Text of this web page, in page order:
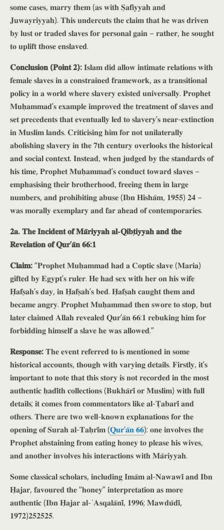
𝐬𝐨𝐦𝐞 𝐜𝐚𝐬𝐞𝐬, 𝐦𝐚𝐫𝐫𝐲 𝐭𝐡𝐞𝐦 (𝐚𝐬 𝐰𝐢𝐭𝐡 𝐒̣𝐚𝐟𝐢𝐲𝐲𝐚𝐡 𝐚𝐧𝐝
𝐉𝐮𝐰𝐚𝐲𝐫𝐢𝐲𝐲𝐚𝐡). 𝐓𝐡𝐢𝐬 𝐮𝐧𝐝𝐞𝐫𝐜𝐮𝐭𝐬 𝐭𝐡𝐞 𝐜𝐥𝐚𝐢𝐦 𝐭𝐡𝐚𝐭 𝐡𝐞 𝐰𝐚𝐬 𝐝𝐫𝐢𝐯𝐞𝐧
𝐛𝐲 𝐥𝐮𝐬𝐭 𝐨𝐫 𝐭𝐫𝐚𝐝𝐞𝐝 𝐬𝐥𝐚𝐯𝐞𝐬 𝐟𝐨𝐫 𝐩𝐞𝐫𝐬𝐨𝐧𝐚𝐥 𝐠𝐚𝐢𝐧 – 𝐫𝐚𝐭𝐡𝐞𝐫, 𝐡𝐞 𝐬𝐨𝐮𝐠𝐡𝐭
𝐭𝐨 𝐮𝐩𝐥𝐢𝐟𝐭 𝐭𝐡𝐨𝐬𝐞 𝐞𝐧𝐬𝐥𝐚𝐯𝐞𝐝.
𝐂𝐨𝐧𝐜𝐥𝐮𝐬𝐢𝐨𝐧 (𝐏𝐨𝐢𝐧𝐭 𝟐):𝐈𝐬𝐥𝐚𝐦 𝐝𝐢𝐝 𝐚𝐥𝐥𝐨𝐰 𝐢𝐧𝐭𝐢𝐦𝐚𝐭𝐞 𝐫𝐞𝐥𝐚𝐭𝐢𝐨𝐧𝐬 𝐰𝐢𝐭𝐡
𝐟𝐞𝐦𝐚𝐥𝐞 𝐬𝐥𝐚𝐯𝐞𝐬 𝐢𝐧 𝐚 𝐜𝐨𝐧𝐬𝐭𝐫𝐚𝐢𝐧𝐞𝐝 𝐟𝐫𝐚𝐦𝐞𝐰𝐨𝐫𝐤, 𝐚𝐬 𝐚 𝐭𝐫𝐚𝐧𝐬𝐢𝐭𝐢𝐨𝐧𝐚𝐥
𝐩𝐨𝐥𝐢𝐜𝐲 𝐢𝐧 𝐚 𝐰𝐨𝐫𝐥𝐝 𝐰𝐡𝐞𝐫𝐞 𝐬𝐥𝐚𝐯𝐞𝐫𝐲 𝐞𝐱𝐢𝐬𝐭𝐞𝐝 𝐮𝐧𝐢𝐯𝐞𝐫𝐬𝐚𝐥𝐥𝐲. 𝐏𝐫𝐨𝐩𝐡𝐞𝐭
𝐌𝐮𝐡̣𝐚𝐦𝐦𝐚𝐝’𝐬 𝐞𝐱𝐚𝐦𝐩𝐥𝐞 𝐢𝐦𝐩𝐫𝐨𝐯𝐞𝐝 𝐭𝐡𝐞 𝐭𝐫𝐞𝐚𝐭𝐦𝐞𝐧𝐭 𝐨𝐟 𝐬𝐥𝐚𝐯𝐞𝐬 𝐚𝐧𝐝
𝐬𝐞𝐭 𝐩𝐫𝐞𝐜𝐞𝐝𝐞𝐧𝐭𝐬 𝐭𝐡𝐚𝐭 𝐞𝐯𝐞𝐧𝐭𝐮𝐚𝐥𝐥𝐲 𝐥𝐞𝐝 𝐭𝐨 𝐬𝐥𝐚𝐯𝐞𝐫𝐲’𝐬 𝐧𝐞𝐚𝐫-𝐞𝐱𝐭𝐢𝐧𝐜𝐭𝐢𝐨𝐧
𝐢𝐧 𝐌𝐮𝐬𝐥𝐢𝐦 𝐥𝐚𝐧𝐝𝐬. 𝐂𝐫𝐢𝐭𝐢𝐜𝐢𝐬𝐢𝐧𝐠 𝐡𝐢𝐦 𝐟𝐨𝐫 𝐧𝐨𝐭 𝐮𝐧𝐢𝐥𝐚𝐭𝐞𝐫𝐚𝐥𝐥𝐲
𝐚𝐛𝐨𝐥𝐢𝐬𝐡𝐢𝐧𝐠 𝐬𝐥𝐚𝐯𝐞𝐫𝐲 𝐢𝐧 𝐭𝐡𝐞 𝟕𝐭𝐡 𝐜𝐞𝐧𝐭𝐮𝐫𝐲 𝐨𝐯𝐞𝐫𝐥𝐨𝐨𝐤𝐬 𝐭𝐡𝐞 𝐡𝐢𝐬𝐭𝐨𝐫𝐢𝐜𝐚𝐥
𝐚𝐧𝐝 𝐬𝐨𝐜𝐢𝐚𝐥 𝐜𝐨𝐧𝐭𝐞𝐱𝐭. 𝐈𝐧𝐬𝐭𝐞𝐚𝐝, 𝐰𝐡𝐞𝐧 𝐣𝐮𝐝𝐠𝐞𝐝 𝐛𝐲 𝐭𝐡𝐞 𝐬𝐭𝐚𝐧𝐝𝐚𝐫𝐝𝐬 𝐨𝐟
𝐡𝐢𝐬 𝐭𝐢𝐦𝐞, 𝐏𝐫𝐨𝐩𝐡𝐞𝐭 𝐌𝐮𝐡̣𝐚𝐦𝐦𝐚𝐝’𝐬 𝐜𝐨𝐧𝐝𝐮𝐜𝐭 𝐭𝐨𝐰𝐚𝐫𝐝 𝐬𝐥𝐚𝐯𝐞𝐬 –
𝐞𝐦𝐩𝐡𝐚𝐬𝐢𝐬𝐢𝐧𝐠 𝐭𝐡𝐞𝐢𝐫 𝐛𝐫𝐨𝐭𝐡𝐞𝐫𝐡𝐨𝐨𝐝, 𝐟𝐫𝐞𝐞𝐢𝐧𝐠 𝐭𝐡𝐞𝐦 𝐢𝐧 𝐥𝐚𝐫𝐠𝐞
𝐧𝐮𝐦𝐛𝐞𝐫𝐬, 𝐚𝐧𝐝 𝐩𝐫𝐨𝐡𝐢𝐛𝐢𝐭𝐢𝐧𝐠 𝐚𝐛𝐮𝐬𝐞 (𝐈𝐛𝐧 𝐇𝐢𝐬𝐡𝐚̄𝐦, 𝟏𝟗𝟓𝟓) 𝟐𝟒 –
𝐰𝐚𝐬 𝐦𝐨𝐫𝐚𝐥𝐥𝐲 𝐞𝐱𝐞𝐦𝐩𝐥𝐚𝐫𝐲 𝐚𝐧𝐝 𝐟𝐚𝐫 𝐚𝐡𝐞𝐚𝐝 𝐨𝐟 𝐜𝐨𝐧𝐭𝐞𝐦𝐩𝐨𝐫𝐚𝐫𝐢𝐞𝐬.
𝟐𝐚. 𝐓𝐡𝐞 𝐈𝐧𝐜𝐢𝐝𝐞𝐧𝐭 𝐨𝐟 𝐌𝐚̄𝐫𝐢𝐲𝐲𝐚𝐡 𝐚𝐥-𝐐𝐢𝐛𝐭̣𝐢𝐲𝐲𝐚𝐡 𝐚𝐧𝐝 𝐭𝐡𝐞
𝐑𝐞𝐯𝐞𝐥𝐚𝐭𝐢𝐨𝐧 𝐨𝐟 𝐐𝐮𝐫’𝐚̄𝐧 𝟔𝟔:𝟏
𝐂𝐥𝐚𝐢𝐦:“𝐏𝐫𝐨𝐩𝐡𝐞𝐭 𝐌𝐮𝐡̣𝐚𝐦𝐦𝐚𝐝 𝐡𝐚𝐝 𝐚 𝐂𝐨𝐩𝐭𝐢𝐜 𝐬𝐥𝐚𝐯𝐞 (𝐌𝐚𝐫𝐢𝐚)
𝐠𝐢𝐟𝐭𝐞𝐝 𝐛𝐲 𝐄𝐠𝐲𝐩𝐭’𝐬 𝐫𝐮𝐥𝐞𝐫. 𝐇𝐞 𝐡𝐚𝐝 𝐬𝐞𝐱 𝐰𝐢𝐭𝐡 𝐡𝐞𝐫 𝐨𝐧 𝐡𝐢𝐬 𝐰𝐢𝐟𝐞
𝐇̣𝐚𝐟𝐬̣𝐚𝐡’𝐬 𝐝𝐚𝐲, 𝐢𝐧 𝐇̣𝐚𝐟𝐬̣𝐚𝐡’𝐬 𝐛𝐞𝐝. 𝐇̣𝐚𝐟𝐬̣𝐚𝐡 𝐜𝐚𝐮𝐠𝐡𝐭 𝐭𝐡𝐞𝐦 𝐚𝐧𝐝
𝐛𝐞𝐜𝐚𝐦𝐞 𝐚𝐧𝐠𝐫𝐲. 𝐏𝐫𝐨𝐩𝐡𝐞𝐭 𝐌𝐮𝐡̣𝐚𝐦𝐦𝐚𝐝 𝐭𝐡𝐞𝐧 𝐬𝐰𝐨𝐫𝐞 𝐭𝐨 𝐬𝐭𝐨𝐩, 𝐛𝐮𝐭
𝐥𝐚𝐭𝐞𝐫 𝐜𝐥𝐚𝐢𝐦𝐞𝐝 𝐀𝐥𝐥𝐚𝐡 𝐫𝐞𝐯𝐞𝐚𝐥𝐞𝐝 𝐐𝐮𝐫’𝐚̄𝐧 𝟔𝟔:𝟏 𝐫𝐞𝐛𝐮𝐤𝐢𝐧𝐠 𝐡𝐢𝐦 𝐟𝐨𝐫
𝐟𝐨𝐫𝐛𝐢𝐝𝐝𝐢𝐧𝐠 𝐡𝐢𝐦𝐬𝐞𝐥𝐟 𝐚 𝐬𝐥𝐚𝐯𝐞 𝐡𝐞 𝐰𝐚𝐬 𝐚𝐥𝐥𝐨𝐰𝐞𝐝.”
𝐑𝐞𝐬𝐩𝐨𝐧𝐬𝐞:𝐓𝐡𝐞 𝐞𝐯𝐞𝐧𝐭 𝐫𝐞𝐟𝐞𝐫𝐫𝐞𝐝 𝐭𝐨 𝐢𝐬 𝐦𝐞𝐧𝐭𝐢𝐨𝐧𝐞𝐝 𝐢𝐧 𝐬𝐨𝐦𝐞
𝐡𝐢𝐬𝐭𝐨𝐫𝐢𝐜𝐚𝐥 𝐚𝐜𝐜𝐨𝐮𝐧𝐭𝐬, 𝐭𝐡𝐨𝐮𝐠𝐡 𝐰𝐢𝐭𝐡 𝐯𝐚𝐫𝐲𝐢𝐧𝐠 𝐝𝐞𝐭𝐚𝐢𝐥𝐬. 𝐅𝐢𝐫𝐬𝐭𝐥𝐲, 𝐢𝐭’𝐬
𝐢𝐦𝐩𝐨𝐫𝐭𝐚𝐧𝐭 𝐭𝐨 𝐧𝐨𝐭𝐞 𝐭𝐡𝐚𝐭 𝐭𝐡𝐢𝐬 𝐬𝐭𝐨𝐫𝐲 𝐢𝐬 𝐧𝐨𝐭 𝐫𝐞𝐜𝐨𝐫𝐝𝐞𝐝 𝐢𝐧 𝐭𝐡𝐞 𝐦𝐨𝐬𝐭
𝐚𝐮𝐭𝐡𝐞𝐧𝐭𝐢𝐜 𝐡̣𝐚𝐝𝐢̄𝐭𝐡 𝐜𝐨𝐥𝐥𝐞𝐜𝐭𝐢𝐨𝐧𝐬 (𝐁𝐮𝐤𝐡𝐚̄𝐫𝐢̄ 𝐨𝐫 𝐌𝐮𝐬𝐥𝐢𝐦) 𝐰𝐢𝐭𝐡 𝐟𝐮𝐥𝐥
𝐝𝐞𝐭𝐚𝐢𝐥𝐬; 𝐢𝐭 𝐜𝐨𝐦𝐞𝐬 𝐟𝐫𝐨𝐦 𝐜𝐨𝐦𝐦𝐞𝐧𝐭𝐚𝐭𝐨𝐫𝐬 𝐥𝐢𝐤𝐞 𝐚𝐥-𝐓̣𝐚𝐛𝐚𝐫𝐢̄ 𝐚𝐧𝐝
𝐨𝐭𝐡𝐞𝐫𝐬. 𝐓𝐡𝐞𝐫𝐞 𝐚𝐫𝐞 𝐭𝐰𝐨 𝐰𝐞𝐥𝐥-𝐤𝐧𝐨𝐰𝐧 𝐞𝐱𝐩𝐥𝐚𝐧𝐚𝐭𝐢𝐨𝐧𝐬 𝐟𝐨𝐫 𝐭𝐡𝐞
𝐨𝐩𝐞𝐧𝐢𝐧𝐠 𝐨𝐟 𝐒𝐮𝐫𝐚𝐡 𝐚𝐥-𝐓𝐚𝐡̣𝐫𝐢̄𝐦 (𝐐𝐮𝐫’𝐚̄𝐧 𝟔𝟔): 𝐨𝐧𝐞 𝐢𝐧𝐯𝐨𝐥𝐯𝐞𝐬 𝐭𝐡𝐞
𝐏𝐫𝐨𝐩𝐡𝐞𝐭 𝐚𝐛𝐬𝐭𝐚𝐢𝐧𝐢𝐧𝐠 𝐟𝐫𝐨𝐦 𝐞𝐚𝐭𝐢𝐧𝐠 𝐡𝐨𝐧𝐞𝐲 𝐭𝐨 𝐩𝐥𝐞𝐚𝐬𝐞 𝐡𝐢𝐬 𝐰𝐢𝐯𝐞𝐬,
𝐚𝐧𝐝 𝐚𝐧𝐨𝐭𝐡𝐞𝐫 𝐢𝐧𝐯𝐨𝐥𝐯𝐞𝐬 𝐡𝐢𝐬 𝐢𝐧𝐭𝐞𝐫𝐚𝐜𝐭𝐢𝐨𝐧𝐬 𝐰𝐢𝐭𝐡 𝐌𝐚̄𝐫𝐢𝐲𝐲𝐚𝐡.
𝐒𝐨𝐦𝐞 𝐜𝐥𝐚𝐬𝐬𝐢𝐜𝐚𝐥 𝐬𝐜𝐡𝐨𝐥𝐚𝐫𝐬, 𝐢𝐧𝐜𝐥𝐮𝐝𝐢𝐧𝐠 𝐈𝐦𝐚̄𝐦 𝐚𝐥-𝐍𝐚𝐰𝐚𝐰𝐢̄ 𝐚𝐧𝐝 𝐈𝐛𝐧
𝐇̣𝐚𝐣𝐚𝐫, 𝐟𝐚𝐯𝐨𝐮𝐫𝐞𝐝 𝐭𝐡𝐞 “𝐡𝐨𝐧𝐞𝐲” 𝐢𝐧𝐭𝐞𝐫𝐩𝐫𝐞𝐭𝐚𝐭𝐢𝐨𝐧 𝐚𝐬 𝐦𝐨𝐫𝐞
𝐚𝐮𝐭𝐡𝐞𝐧𝐭𝐢𝐜 (𝐈𝐛𝐧 𝐇̣𝐚𝐣𝐚𝐫 𝐚𝐥-ʿ𝐀𝐬𝐪𝐚𝐥𝐚̄𝐧𝐢̄, 𝟏𝟗𝟗𝟔; 𝐌𝐚𝐰𝐝𝐮̄𝐝𝐢̄,
𝟏𝟗𝟕𝟐)𝟐𝟓𝟐𝟓𝟐𝟓.